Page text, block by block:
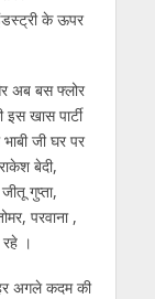
के ऊपर
अब बस फ्लोर
खास पार्टी
जी घर पर
बेदी,
गुप्ता,
परवाना ,
रहे ।
अगले कदम की